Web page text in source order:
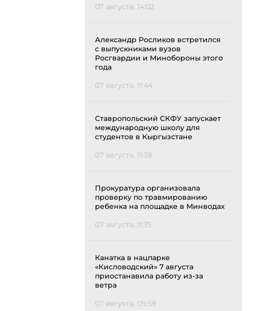
07 августа, 14:02
Александр Росликов встретился
с выпускниками вузов
Росгвардии и Минобороны этого
года
07 августа, 11:44
Ставропольский СКФУ запускает
международную школу для
студентов в Кыргызстане
07 августа, 11:38
Прокуратура организовала
проверку по травмированию
ребенка на площадке в Минводах
07 августа, 11:35
Канатка в нацпарке
«Кисловодский» 7 августа
приостанавила работу из-за
ветра
07 августа, 09:59